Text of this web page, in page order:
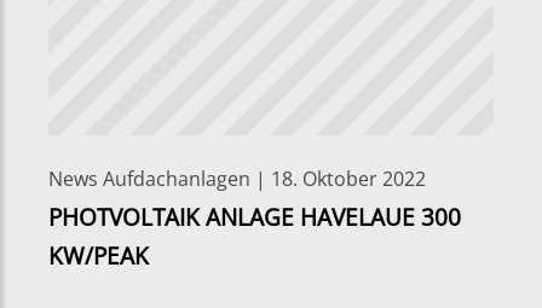
News Aufdachanlagen | 18. Oktober 2022
PHOTVOLTAIK ANLAGE HAVELAUE 300
KW/PEAK